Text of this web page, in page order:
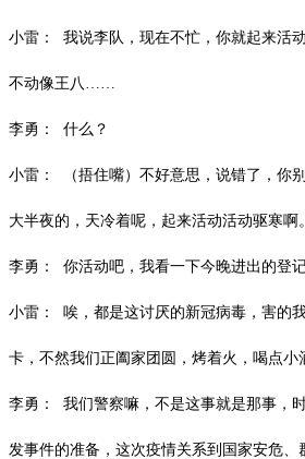
小雷： 我说李队，现在不忙，你就起来活
不动像王八
李勇： 什么？
小雷： （捂住嘴）不好意思，说错了，你
大半夜的，天冷着呢，起来活动活动驱寒啊。
李勇： 你活动吧，我看一下今晚进出的登
小雷： 唉，都是这讨厌的新冠病毒，害的
卡，不然我们正阖家团圆，烤着火，喝点小
李勇： 我们警察嘛，不是这事就是那事，
发事件的准备，这次疫情关系到国家安危、